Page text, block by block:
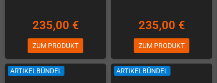
235,00 €
ZUM PRODUKT
235,00 €
ZUM PRODUKT
ARTIKELBÜNDEL ARTIKELBÜNDEL